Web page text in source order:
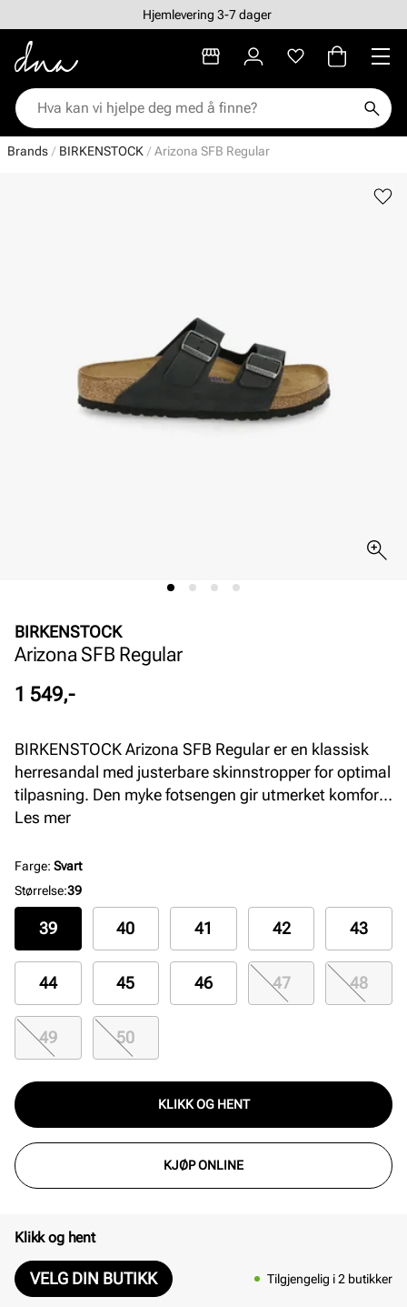
Hjemlevering 3-7 dager
Brands BIRKENSTOCK Arizona SFB Regular
BIRKENSTOCK
Arizona SFB Regular
Pris
1 549,-
BIRKENSTOCK Arizona SFB Regular er en klassisk
herresandal med justerbare skinnstropper for optimal
tilpasning. Den myke fotsengen gir utmerket komfort
og støtte hele dagen. Sandalen har slitesterk
tidløs stil med høy funksjonalitet.
Les mer
Farge: Svart
Størrelse:39
39 40 41 42 43
44 45 46 47 48
49 50
KLIKK OG HENT
KJØP ONLINE
Klikk og hent
VELG DIN BUTIKK Tilgjengelig i 2 butikker